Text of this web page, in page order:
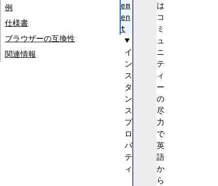
は
コ
ミ
ュ
ニ
テ
ィ
ー
の
尽
力
で
英
語
か
ら
例
仕様書
ブラウザーの互換性
関連情報
em
en
t
イ
ン
ス
タ
ン
ス
プ
ロ
パ
テ
ィ